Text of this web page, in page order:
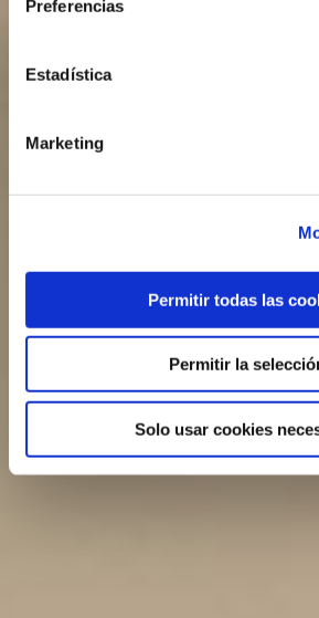
Preferencias
Estadística
Marketing
Permitir todas las
Permitir la
Solo usar cookies